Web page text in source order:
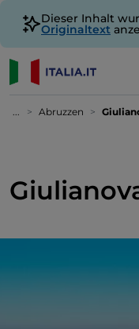
Dieser Inhalt
Originaltext
... Abruzzen